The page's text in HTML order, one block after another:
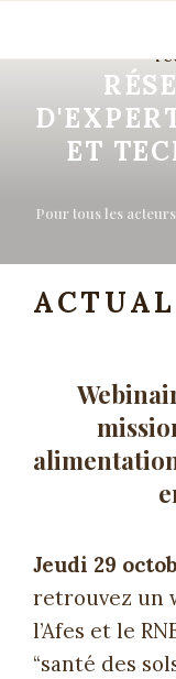
ET
Pour tous les
Jeudi 29
retrouvez un
l’Afes et le
“santé des